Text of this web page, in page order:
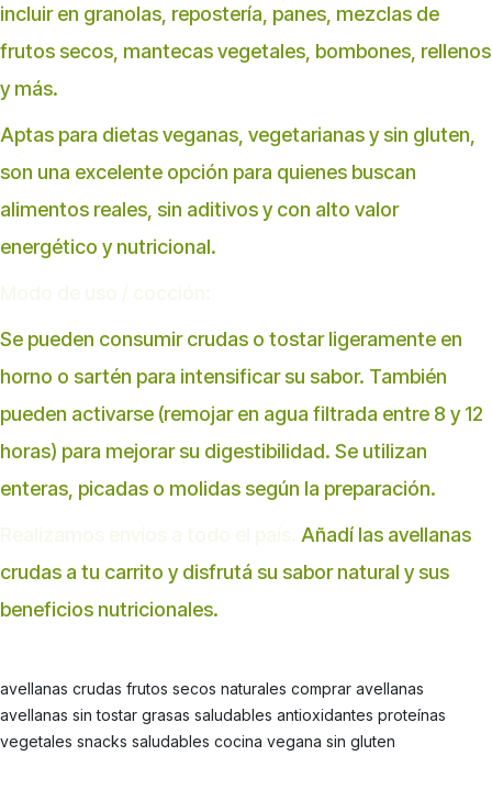
incluir en granolas, repostería, panes, mezclas de
frutos secos, mantecas vegetales, bombones, rellenos
y más.
Aptas para dietas veganas, vegetarianas y sin gluten,
son una excelente opción para quienes buscan
alimentos reales, sin aditivos y con alto valor
energético y nutricional.
Se pueden consumir crudas o tostar ligeramente en
horno o sartén para intensificar su sabor. También
pueden activarse (remojar en agua filtrada entre 8 y 12
horas) para mejorar su digestibilidad. Se utilizan
enteras, picadas o molidas según la preparación.
Añadí las avellanas
crudas a tu carrito y disfrutá su sabor natural y sus
beneficios nutricionales.
avellanas crudas frutos secos naturales comprar avellanas
avellanas sin tostar grasas saludables antioxidantes proteínas
vegetales snacks saludables cocina vegana sin gluten